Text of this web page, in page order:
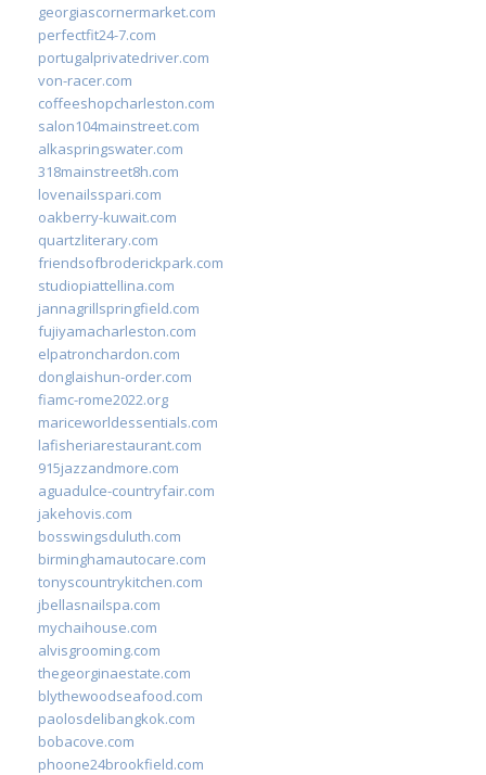
georgiascornermarket.com
perfectfit24-7.com
portugalprivatedriver.com
von-racer.com
coffeeshopcharleston.com
salon104mainstreet.com
alkaspringswater.com
318mainstreet8h.com
lovenailsspari.com
oakberry-kuwait.com
quartzliterary.com
friendsofbroderickpark.com
studiopiattellina.com
jannagrillspringfield.com
fujiyamacharleston.com
elpatronchardon.com
donglaishun-order.com
fiamc-rome2022.org
mariceworldessentials.com
lafisheriarestaurant.com
915jazzandmore.com
aguadulce-countryfair.com
jakehovis.com
bosswingsduluth.com
birminghamautocare.com
tonyscountrykitchen.com
jbellasnailspa.com
mychaihouse.com
alvisgrooming.com
thegeorginaestate.com
blythewoodseafood.com
paolosdelibangkok.com
bobacove.com
phoone24brookfield.com